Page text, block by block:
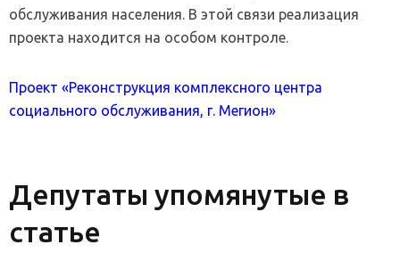
обслуживания населения. В этой связи реализация
проекта находится на особом контроле.
Проект «Реконструкция комплексного центра
социального обслуживания, г. Мегион»
Депутаты упомянутые в
статье